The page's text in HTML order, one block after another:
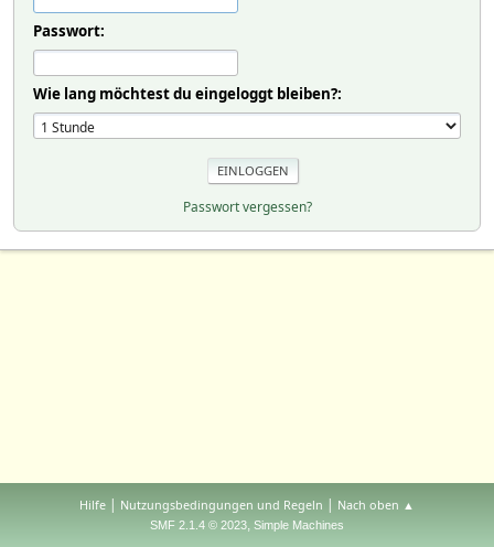
Passwort:
Wie lang möchtest du eingeloggt bleiben?:
Passwort vergessen?
Hilfe | Nutzungsbedingungen und Regeln | Nach oben ▲
SMF 2.1.4 © 2023, Simple Machines